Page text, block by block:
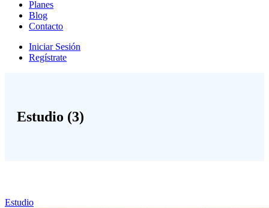
Planes
Blog
Contacto
Iniciar Sesión
Regístrate
Estudio (3)
Estudio